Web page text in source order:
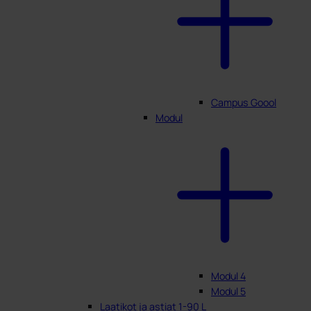
Campus Goool
Modul
Modul 4
Modul 5
Laatikot ja astiat 1-90 L